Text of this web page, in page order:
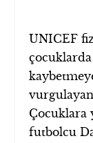
UNICEF
vurgulayan
Çocuklara
futbolcu